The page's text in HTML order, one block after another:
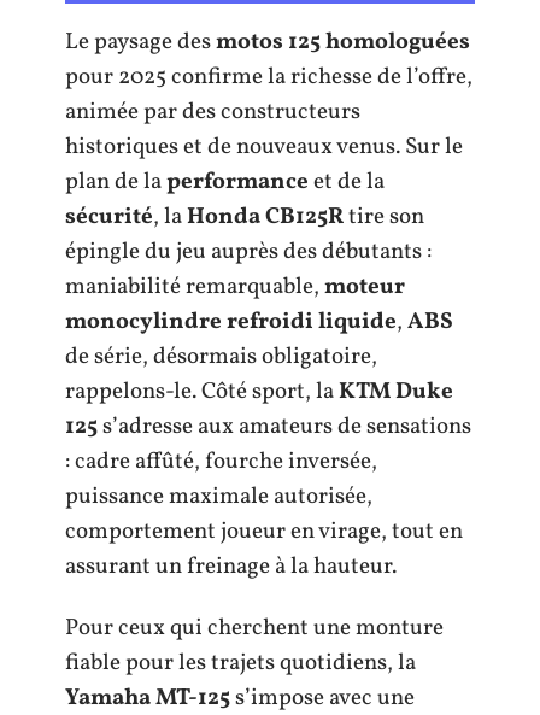
Le paysage desmotos 125 homologuées
pour 2025 confirme la richesse de l’offre,
animée par des constructeurs
historiques et de nouveaux venus. Sur le
plan de laperformanceet de la
sécurité, laHonda CB125Rtire son
épingle du jeu auprès des débutants :
maniabilité remarquable,moteur
monocylindre refroidi liquide,ABS
de série, désormais obligatoire,
rappelons-le. Côté sport, laKTM Duke
125s’adresse aux amateurs de sensations
: cadre affûté, fourche inversée,
puissance maximale autorisée,
comportement joueur en virage, tout en
assurant un freinage à la hauteur.
Pour ceux qui cherchent une monture
fiable pour les trajets quotidiens, la
Yamaha MT-125s’impose avec une